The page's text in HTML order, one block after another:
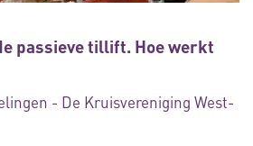
passieve tillift. Hoe werkt
- De Kruisvereniging West-